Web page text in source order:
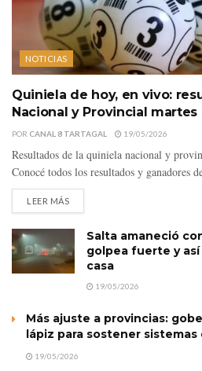
NOTICIAS
Quiniela de hoy, en vivo:
Nacional y Provincial martes
POR CANAL 8 TARTAGAL 19/05/2026
Resultados de la quiniela nacional y
Conocé todos los resultados y ganadores
LEER MÁS
Salta amaneció
golpea fuerte y
casa
19/05/2026
Más ajuste a provincias:
lápiz para sostener sistemas
19/05/2026